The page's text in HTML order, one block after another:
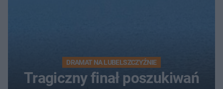
DRAMAT NA LUBELSZCZYŹNIE
Tragiczny finał poszukiwań